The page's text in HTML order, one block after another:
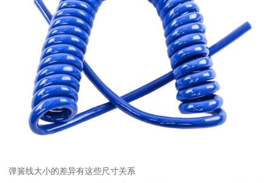
弹簧线大小的差异有这些尺寸关系